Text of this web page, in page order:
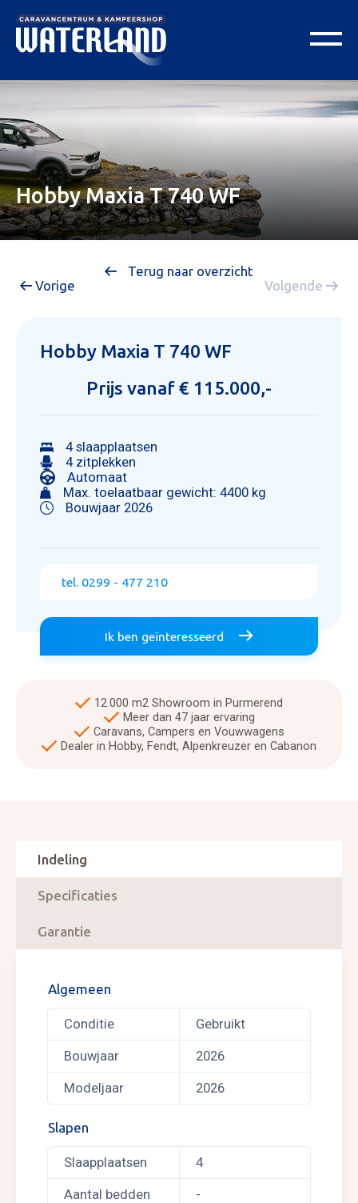
Hobby Maxia T 740 WF
Terug naar overzicht
Vorige
Volgende
Hobby Maxia T 740 WF
Prijs vanaf € 115.000,-
4 slaapplaatsen
4 zitplekken
Automaat
Max. toelaatbaar gewicht: 4400 kg
Bouwjaar 2026
tel. 0299 - 477 210
Ik ben geïnteresseerd
12.000 m2 Showroom in Purmerend
Meer dan 47 jaar ervaring
Caravans, Campers en Vouwwagens
Dealer in Hobby, Fendt, Alpenkreuzer en Cabanon
Indeling
Specificaties
Garantie
Algemeen
Conditie Gebruikt
Bouwjaar 2026
Modeljaar 2026
Slapen
Slaapplaatsen 4
Aantal bedden -